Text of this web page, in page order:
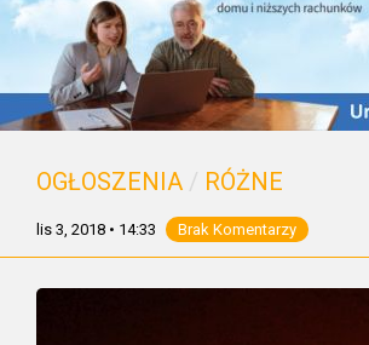
OGŁOSZENIA / RÓŻNE
lis 3, 2018 • 14:33 Brak Komentarzy